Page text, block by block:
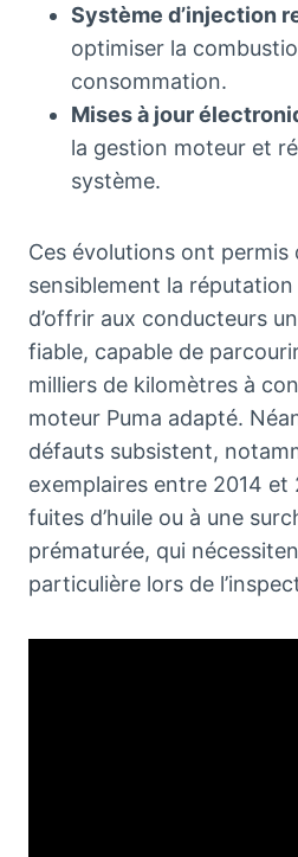
Système d’injection
optimiser la
consommation.
Mises à jour
la gestion moteur et
système.
Ces évolutions ont permis
sensiblement la
d’offrir aux conducteurs
fiable, capable de
milliers de kilomètres à
moteur Puma adapté.
défauts subsistent,
exemplaires entre 2014 et
fuites d’huile ou à une
prématurée, qui
particulière lors de